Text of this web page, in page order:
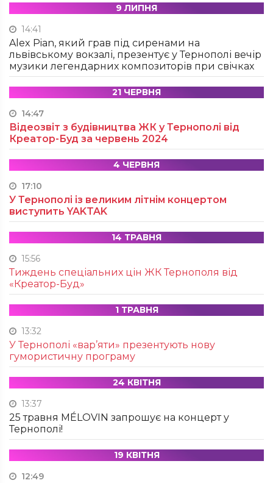
9 ЛИПНЯ
14:41
Alex Pian, який грав під сиренами на
львівському вокзалі, презентує у Тернополі вечір
музики легендарних композиторів при свічках
21 ЧЕРВНЯ
14:47
Відеозвіт з будівництва ЖК у Тернополі від
Креатор-Буд за червень 2024
4 ЧЕРВНЯ
17:10
У Тернополі із великим літнім концертом
виступить YAKTAK
14 ТРАВНЯ
15:56
Тиждень спеціальних цін ЖК Тернополя від
«Креатор-Буд»
1 ТРАВНЯ
13:32
У Тернополі «вар’яти» презентують нову
гумористичну програму
24 КВІТНЯ
13:37
25 травня MÉLOVIN запрошує на концерт у
Тернополі!
19 КВІТНЯ
12:49